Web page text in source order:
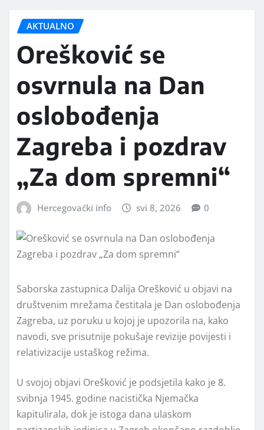
AKTUALNO
Orešković se
osvrnula na Dan
oslobođenja
Zagreba i pozdrav
„Za dom spremni“
Hercegovački info svi 8, 2026 0
Saborska zastupnica Dalija Orešković u objavi na
društvenim mrežama čestitala je Dan oslobođenja
Zagreba, uz poruku u kojoj je upozorila na, kako
navodi, sve prisutnije pokušaje revizije povijesti i
relativizacije ustaškog režima.
U svojoj objavi Orešković je podsjetila kako je 8.
svibnja 1945. godine nacistička Njemačka
kapitulirala, dok je istoga dana ulaskom